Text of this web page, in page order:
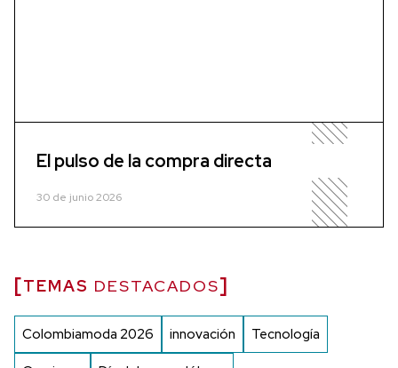
El pulso de la compra directa
30 de junio 2026
TEMAS DESTACADOS
Colombiamoda 2026 innovación Tecnología